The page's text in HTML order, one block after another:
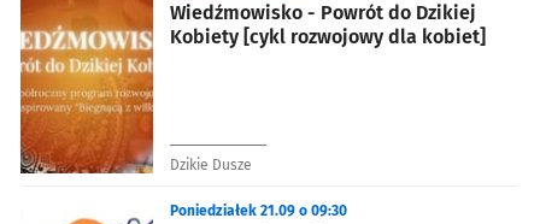
Wiedźmowisko - Powrót do Dzikiej
Kobiety [cykl rozwojowy dla kobiet]
Dzikie Dusze
Poniedziałek 21.09 o 09:30